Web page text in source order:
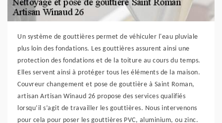
Un système de gouttières permet de véhiculer l'eau pluviale
plus loin des fondations. Les gouttières assurent ainsi une
protection des fondations et de la toiture au cours du temps.
Elles servent ainsi à protéger tous les éléments de la maison.
Couvreur changement et pose de gouttière à Saint Roman,
artisan Artisan Winaud 26 propose des services qualifiés
lorsqu’il s’agit de travailler les gouttières. Nous intervenons
pour cela pour poser les gouttières PVC, aluminium, ou zinc.